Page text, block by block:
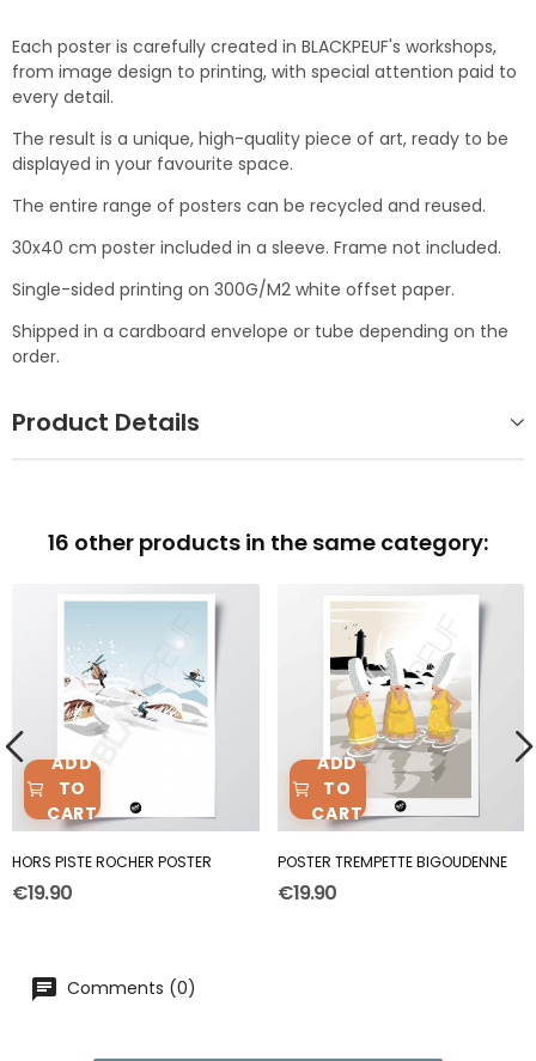
Each poster is carefully created in BLACKPEUF's workshops,
from image design to printing, with special attention paid to
every detail.
The result is a unique, high-quality piece of art, ready to be
displayed in your favourite space.
The entire range of posters can be recycled and reused.
30x40 cm poster included in a sleeve. Frame not included.
Single-sided printing on 300G/M2 white offset paper.
Shipped in a cardboard envelope or tube depending on the
order.
Product Details
16 other products in the same category:
ADD
TO
CART
HORS PISTE ROCHER POSTER
€19.90
ADD
TO
CART
POSTER TREMPETTE BIGOUDENNE
€19.90
Comments (0)